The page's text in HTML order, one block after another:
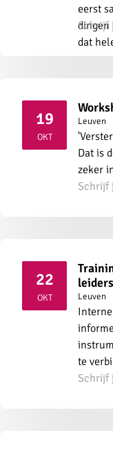
eerst
dingen
dat
Schrijf
19
OKT2026
Leuven
Dat is
zeker
Schrijf
22
OKT2026 Leuven
te
Schrijf